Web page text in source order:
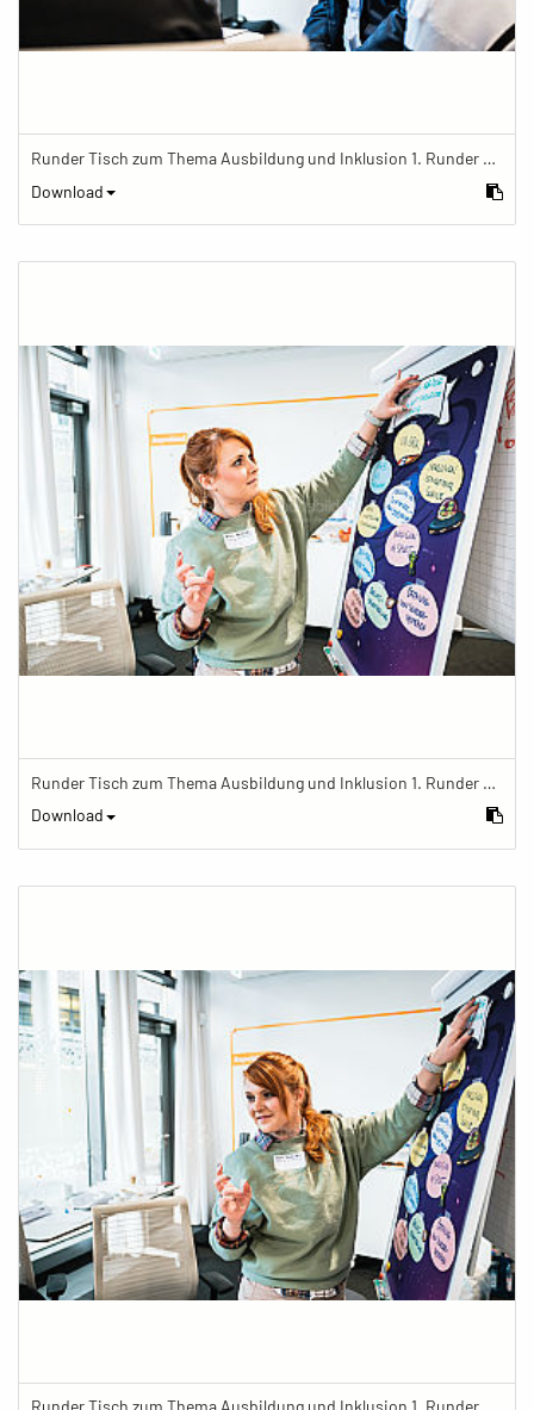
Runder Tisch zum Thema Ausbildung und Inklusion 1. Runder Tisch zu Ausbildung und Inklusion von JOBinklusive
Download
Runder Tisch zum Thema Ausbildung und Inklusion 1. Runder Tisch zu Ausbildung und Inklusion von JOBinklusive
Download